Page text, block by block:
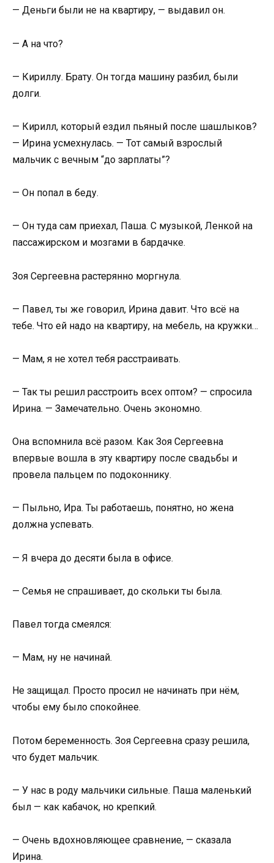
— Деньги были не на квартиру, — выдавил он.
— А на что?
— Кириллу. Брату. Он тогда машину разбил, были
долги.
— Кирилл, который ездил пьяный после шашлыков?
— Ирина усмехнулась. — Тот самый взрослый
мальчик с вечным “до зарплаты”?
— Он попал в беду.
— Он туда сам приехал, Паша. С музыкой, Ленкой на
пассажирском и мозгами в бардачке.
Зоя Сергеевна растерянно моргнула.
— Павел, ты же говорил, Ирина давит. Что всё на
тебе. Что ей надо на квартиру, на мебель, на кружки…
— Мам, я не хотел тебя расстраивать.
— Так ты решил расстроить всех оптом? — спросила
Ирина. — Замечательно. Очень экономно.
Она вспомнила всё разом. Как Зоя Сергеевна
впервые вошла в эту квартиру после свадьбы и
провела пальцем по подоконнику.
— Пыльно, Ира. Ты работаешь, понятно, но жена
должна успевать.
— Я вчера до десяти была в офисе.
— Семья не спрашивает, до скольки ты была.
Павел тогда смеялся:
— Мам, ну не начинай.
Не защищал. Просто просил не начинать при нём,
чтобы ему было спокойнее.
Потом беременность. Зоя Сергеевна сразу решила,
что будет мальчик.
— У нас в роду мальчики сильные. Паша маленький
был — как кабачок, но крепкий.
— Очень вдохновляющее сравнение, — сказала
Ирина.